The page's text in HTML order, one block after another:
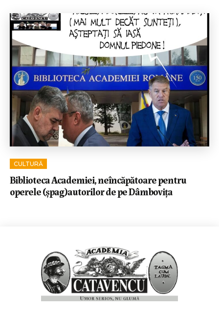
CULTURĂ
Biblioteca Academiei, neîncăpătoare pentru
operele (șpag)autorilor de pe Dâmbovița